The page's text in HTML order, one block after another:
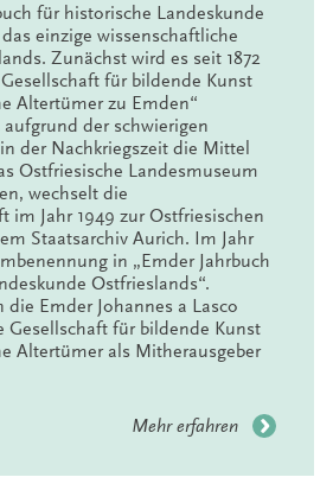
für historische Landeskunde
einzige wissenschaftliche
Zunächst wird es seit 1872
für bildende Kunst
Altertümer zu Emden“
der schwierigen
der Nachkriegszeit die Mittel
Ostfriesische Landesmuseum
wechselt die
im Jahr 1949 zur Ostfriesischen
Staatsarchiv Aurich. Im Jahr
in „Emder Jahrbuch
Ostfrieslands“.
Emder Johannes a Lasco
Gesellschaft für bildende Kunst
Altertümer als Mitherausgeber
Mehr erfahren